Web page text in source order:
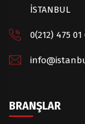
İSTANBUL
0(212) 475 01
BRANŞLAR